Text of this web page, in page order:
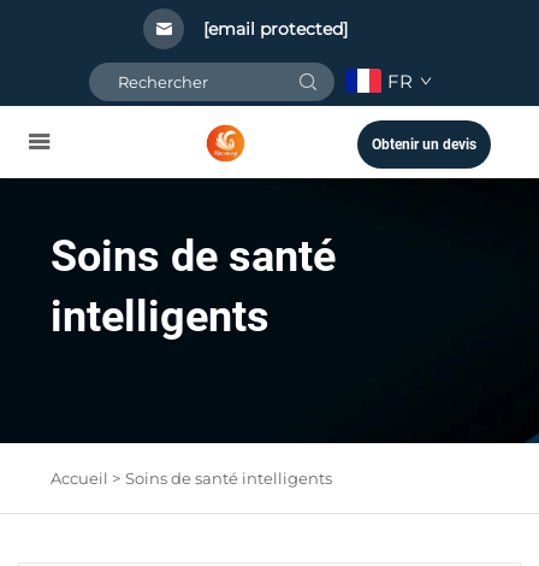
[email protected]
FR
Obtenir un devis
Soins de santé
intelligents
Accueil > Soins de santé intelligents